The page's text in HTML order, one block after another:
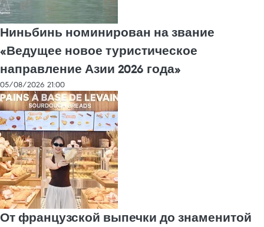
Ниньбинь номинирован на звание
«Ведущее новое туристическое
направление Азии 2026 года»
05/08/2026 21:00
От французской выпечки до знаменитой